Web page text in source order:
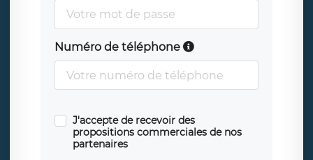
Numéro de téléphone
J'accepte de recevoir des
propositions commerciales de nos
partenaires